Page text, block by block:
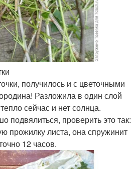
получилось и с цветочными
Разложила в один слой
сейчас и нет солнца.
подвялиться, проверить это так:
прожилку листа, она спружинит
12 часов.